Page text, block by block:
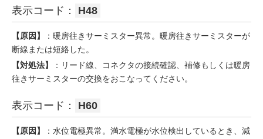
表示コード： H48
【原因】
：暖房往きサーミスター異常。暖房往きサーミスターが
断線または短絡した。
【対処法】
：リード線、コネクタの接続確認、補修もしくは暖房
往きサーミスターの交換をおこなってください。
表示コード： H60
【原因】
：水位電極異常。満水電極が水位検出しているとき、減